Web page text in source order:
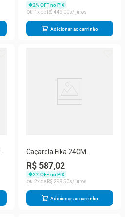
2% OFF no PIX
1
R$ 449 00
Adicionar ao carrinho
Caçarola Fika 24CM
Alumínio com Revestimento
Cerâmico Neoflam 5,6L
R$ 587,02
2% OFF no PIX
2
R$ 299 50
Adicionar ao carrinho